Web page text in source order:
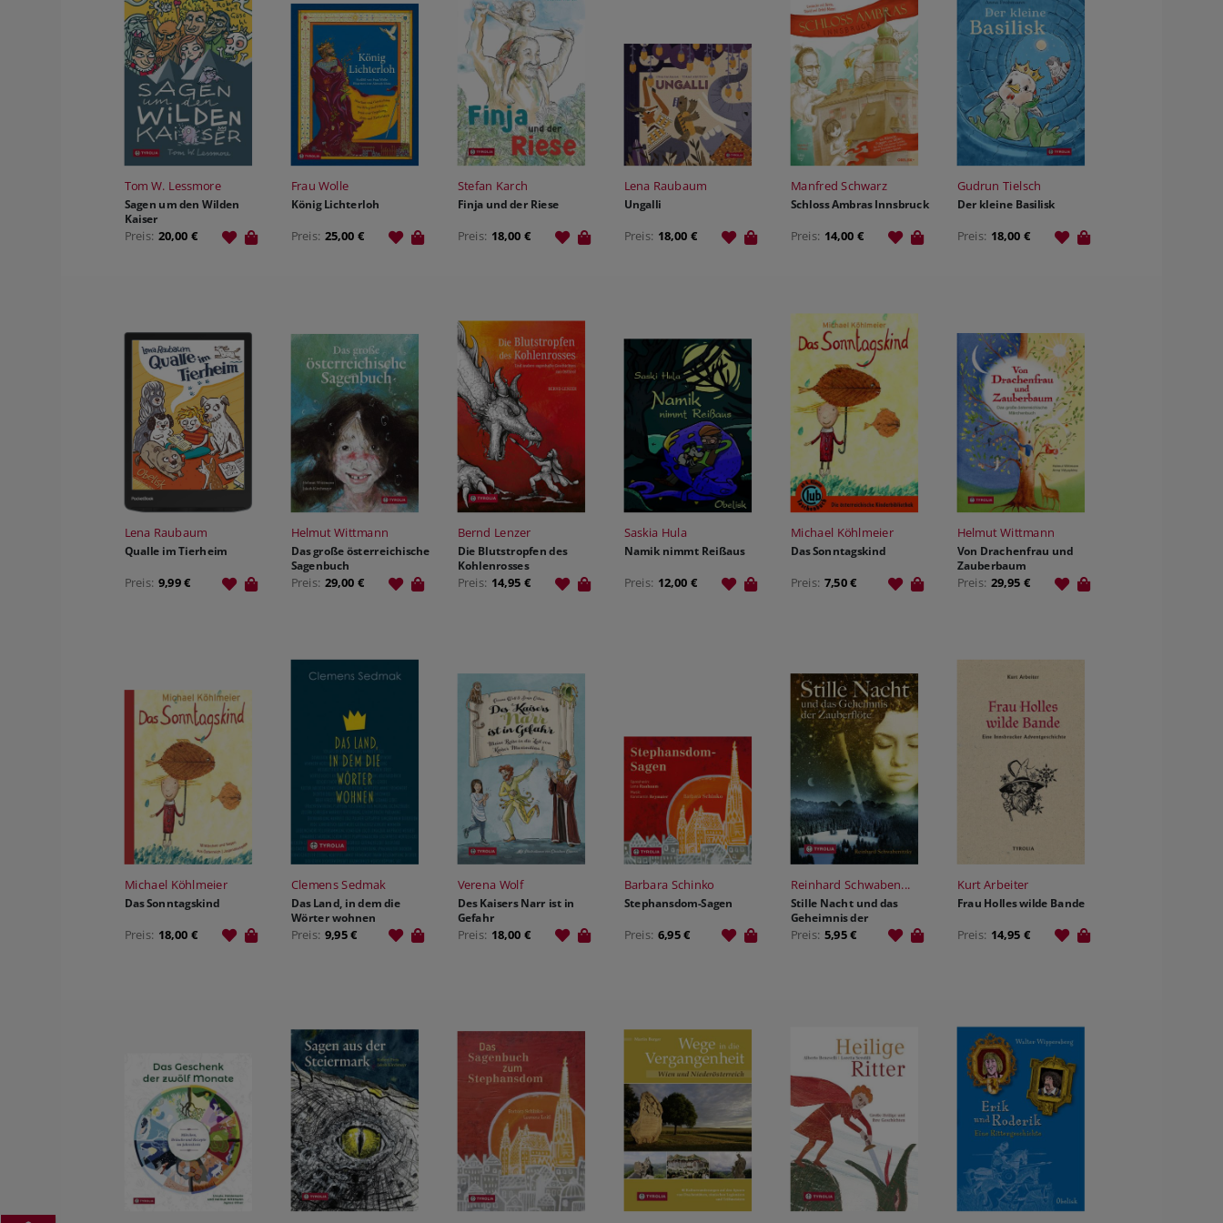
HILDEGARD VON BINGEN THEOLOGIE - FACHBUCH
SCHULBUCH KATH. RELIGION SONDERANGEBOTE
SAGEN & MÄRCHEN SONDERANGEBOTE
VORARLBERG
THEMENFOLDER MANUSKRIPTEINREICHUNGEN
VERLAGSGRUPPE ENGAGEMENT AUTOR:INNEN UND ILLUSTRATOR:INNEN
PREISE & AUSZEICHNUNGEN PARTNER
VIDEOMATERIAL VERANSTALTUNGSANGEBOT
Tom W. Lessmore
Sagen um den Wilden
Kaiser
Preis: 20,00 €
Frau Wolle
König Lichterloh
Preis: 25,00 €
Stefan Karch
Finja und der Riese
Preis: 18,00 €
Lena Raubaum
Ungalli
Preis: 18,00 €
Manfred Schwarz
Schloss Ambras Innsbruck
Preis: 14,00 €
Gudrun Tielsch
Der kleine Basilisk
Preis: 18,00 €
Lena Raubaum
Qualle im Tierheim
Preis: 9,99 €
Helmut Wittmann
Das große österreichische
Sagenbuch
Preis: 29,00 €
Bernd Lenzer
Die Blutstropfen des
Kohlenrosses
Preis: 14,95 €
Saskia Hula
Namik nimmt Reißaus
Preis: 12,00 €
Michael Köhlmeier
Das Sonntagskind
Preis: 7,50 €
Helmut Wittmann
Von Drachenfrau und
Zauberbaum
Preis: 29,95 €
Michael Köhlmeier
Das Sonntagskind
Preis: 18,00 €
Clemens Sedmak
Das Land, in dem die
Wörter wohnen
Preis: 9,95 €
Verena Wolf
Des Kaisers Narr ist in
Gefahr
Preis: 18,00 €
Barbara Schinko
Stephansdom-Sagen
Preis: 6,95 €
Reinhard Schwaben...
Stille Nacht und das
Geheimnis der
Zauberflöte
Preis: 5,95 €
Kurt Arbeiter
Frau Holles wilde Bande
Preis: 14,95 €